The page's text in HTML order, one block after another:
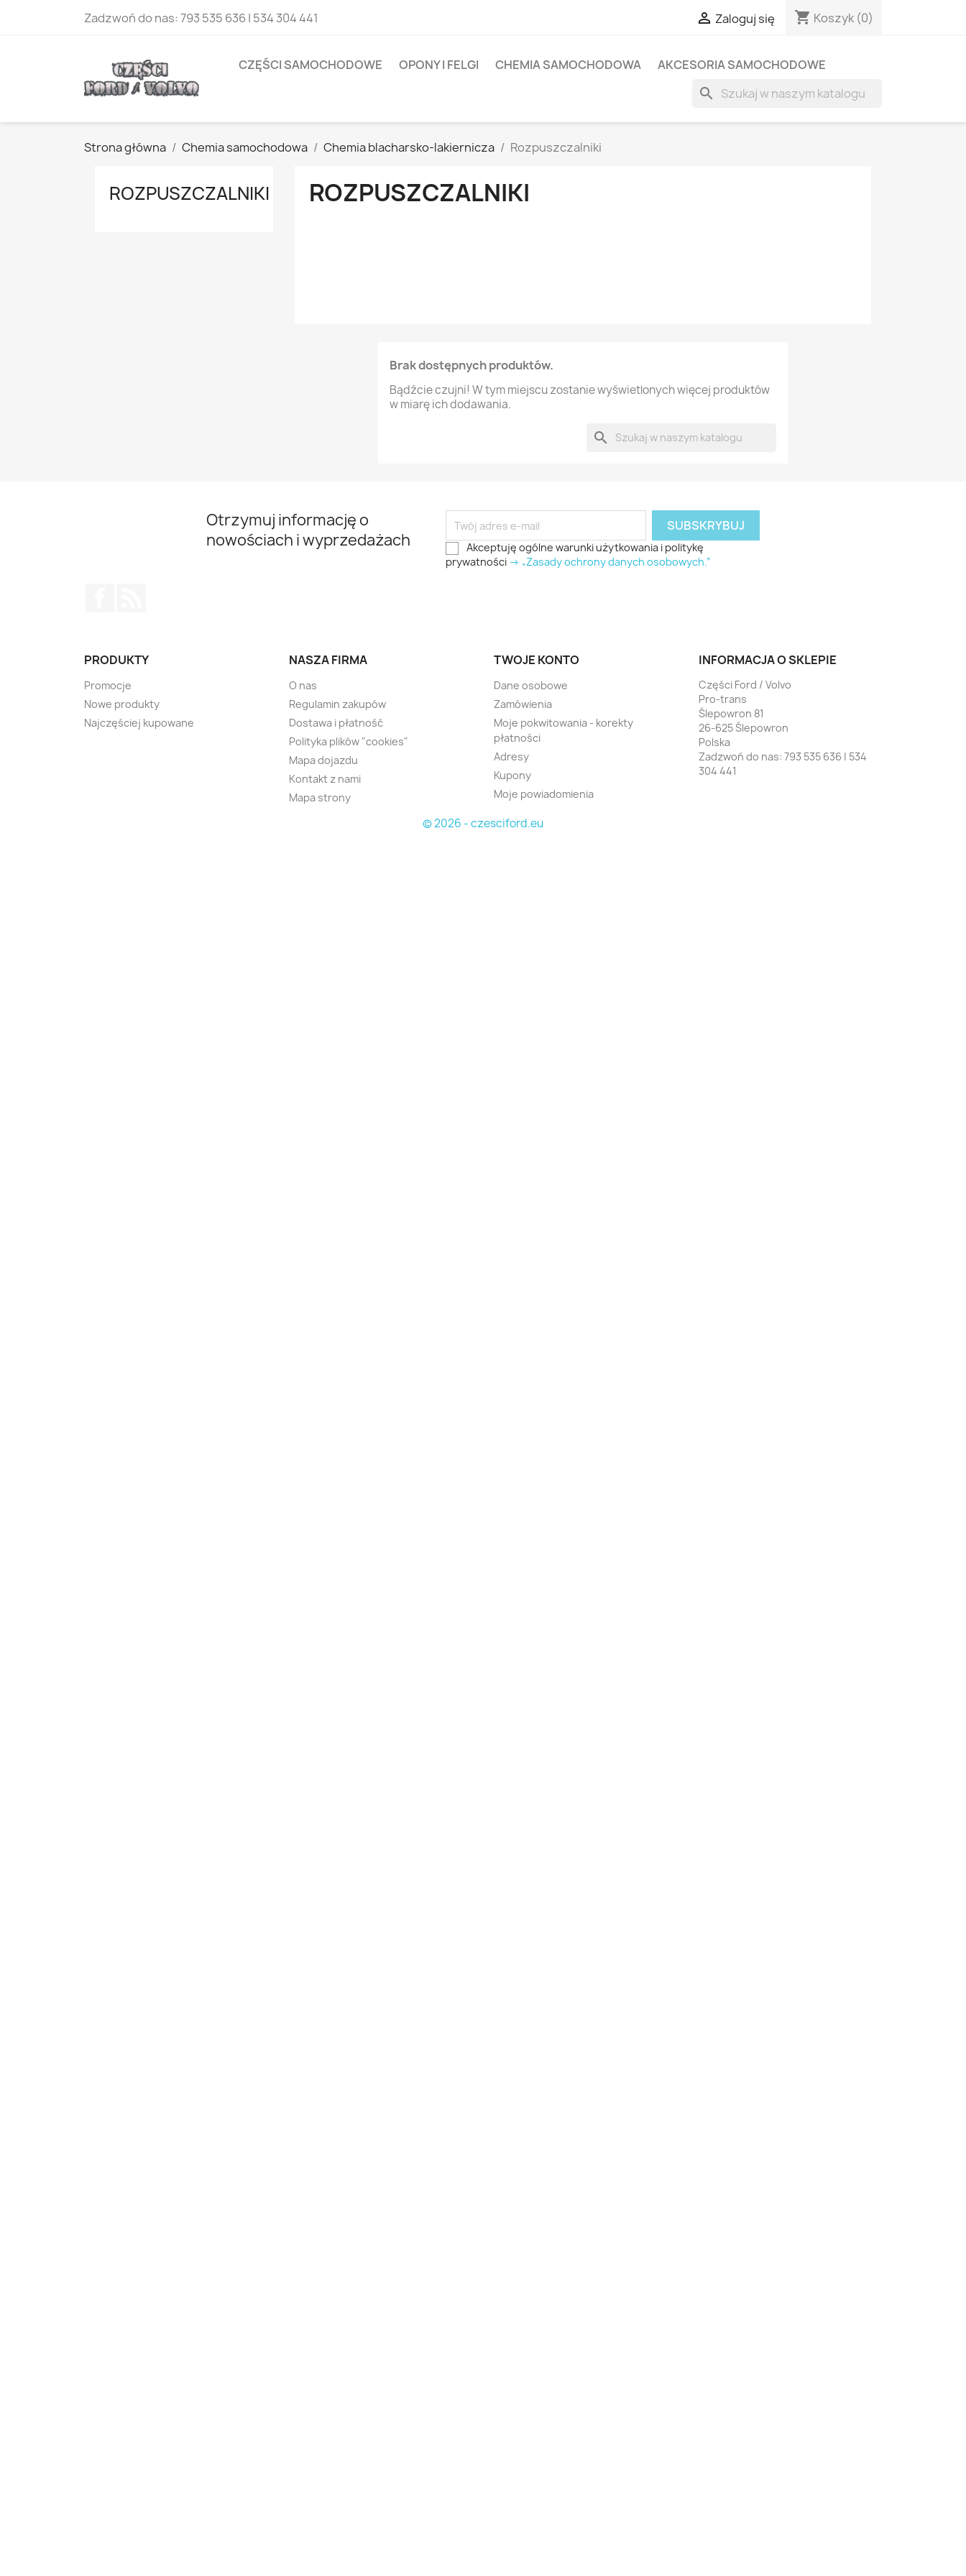
Zadzwoń do nas:793 535 636 | 534 304 441  Zaloguj się shopping_cart Koszyk (0)
CZĘŚCI SAMOCHODOWE OPONY I FELGI CHEMIA SAMOCHODOWA AKCESORIA SAMOCHODOWE
search
Strona główna Chemia samochodowa Chemia blacharsko-lakiernicza Rozpuszczalniki
ROZPUSZCZALNIKI ROZPUSZCZALNIKI
Brak dostępnych produktów.
Bądźcie czujni! W tym miejscu zostanie wyświetlonych więcej produktów
w miarę ich dodawania.
search
Otrzymuj informację o
nowościach i wyprzedażach
Akceptuję ogólne warunki użytkowania i politykę
prywatności -> „Zasady ochrony danych osobowych.”
PRODUKTY
Promocje
Nowe produkty
Najczęściej kupowane
NASZA FIRMA
O nas
Regulamin zakupów
Dostawa i płatność
Polityka plików "cookies"
Mapa dojazdu
Kontakt z nami
Mapa strony
TWOJE KONTO
Dane osobowe
Zamówienia
Moje pokwitowania - korekty
płatności
Adresy
Kupony
Moje powiadomienia
INFORMACJA O SKLEPIE
Części Ford / Volvo
Pro-trans
Ślepowron 81
26-625 Ślepowron
Polska
Zadzwoń do nas: 793 535 636 | 534
304 441
© 2026 - czesciford.eu